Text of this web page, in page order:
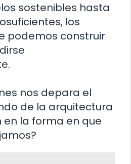
sostenibles hasta
los
podemos construir
nos depara el
de la arquitectura
en la forma en que